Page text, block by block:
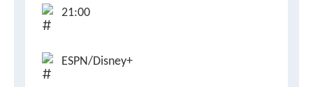
21:00
ESPN/Disney+